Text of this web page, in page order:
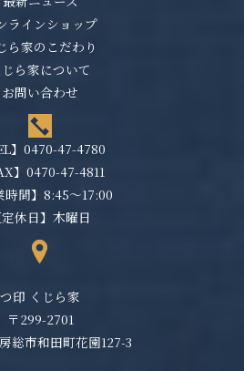
ラインショップ
ら家のこだわり
じら家について
お問い合わせ
】 0470-47-4780
】0470-47-4811
時間】8:45～17:00
定休日】木曜日
つ印 くじら家
〒299-2701
総市和田町花園127-3